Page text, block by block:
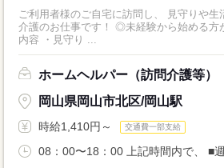
ご利用者様のご自宅に訪問し、 見守りや生
介護のお仕事です！ ◎未経験から始める方が8割です！ ▼具体的な
内容 ・見守り ...
ホームヘルパー（訪問介護等）
岡山県岡山市北区/岡山駅
時給1,410円～ 交通費一部支給
08：00〜18：00 上記時間内で、 ■